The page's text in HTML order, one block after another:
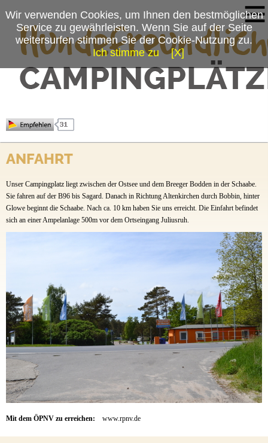
Campingplatzmenü
Stellplätze
Preise & Prospekte
News
Herzlich willkommen im Freizeitcamp Am Wasser!
ANFAHRT
Unser Campingplatz liegt zwischen der Ostsee und dem Breeger Bodden in der Schaabe.
Sie fahren auf der B96 bis Sagard. Danach in Richtung Altenkirchen durch Bobbin, hinter
Glowe beginnt die Schaabe. Nach ca. 10 km haben Sie uns erreicht. Die Einfahrt befindet
sich an einer Ampelanlage 500m vor dem Ortseingang Juliusruh.
Mit dem ÖPNV zu erreichen: www.rpnv.de
Wir verwenden Cookies, um Ihnen den bestmöglichen
Service zu gewährleisten. Wenn Sie auf der Seite
weitersurfen stimmen Sie der Cookie-Nutzung zu.
Ich stimme zu
[X]